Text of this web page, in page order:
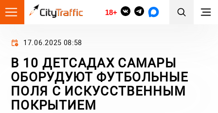
18+
17.06.2025 08:58
В 10 ДЕТСАДАХ САМАРЫ
ОБОРУДУЮТ ФУТБОЛЬНЫЕ
ПОЛЯ С ИСКУССТВЕННЫМ
ПОКРЫТИЕМ